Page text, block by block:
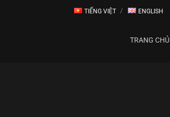
TIẾNG VIỆT ENGLISH
TRANG CHỦ